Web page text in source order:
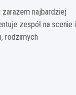
najbardziej
zespół na scenie i
rodzimych